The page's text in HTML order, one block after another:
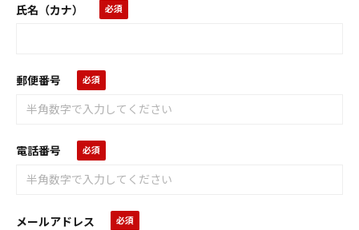
氏名（カナ）
郵便番号
電話番号
メールアドレス